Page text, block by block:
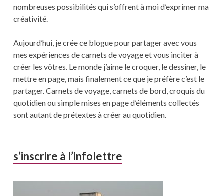
nombreuses possibilités qui s’offrent à moi d’exprimer ma
créativité.
Aujourd’hui, je crée ce blogue pour partager avec vous
mes expériences de carnets de voyage et vous inciter à
créer les vôtres. Le monde j’aime le croquer, le dessiner, le
mettre en page, mais finalement ce que je préfère c’est le
partager. Carnets de voyage, carnets de bord, croquis du
quotidien ou simple mises en page d’éléments collectés
sont autant de prétextes à créer au quotidien.
s’inscrire à l’infolettre